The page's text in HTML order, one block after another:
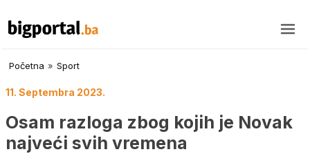
Početna » Sport
11. Septembra 2023.
Osam razloga zbog kojih je Novak
najveći svih vremena